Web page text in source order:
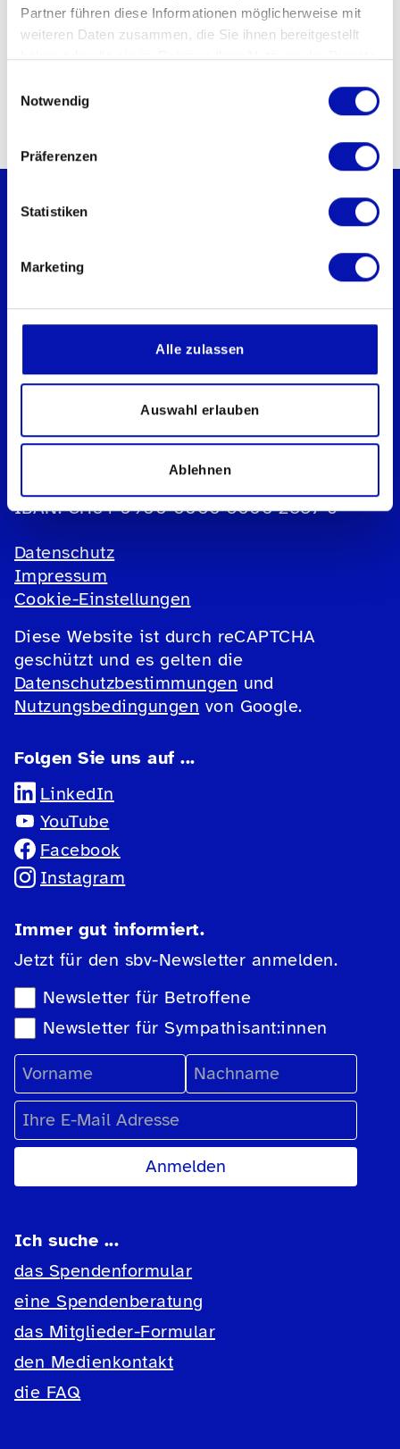
Partner führen diese Informationen möglicherweise mit
weiteren Daten zusammen, die Sie ihnen bereitgestellt
haben oder die sie im Rahmen Ihrer Nutzung der Dienste
Notwendig
Präferenzen
Statistiken
Marketing
Alle zulassen
Auswahl erlauben
Ablehnen
Kontakt für Rückfragen
Andrea Masek
info@mkb.ch
Sehbehindertenverband sbv
Postfach
Telefon:031 390 88 00
info@sbv-fsa.ch
IBAN: CH34 0900 0000 3000 2887 6
Datenschutz
Impressum
Cookie-Einstellungen
Diese Website ist durch reCAPTCHA
geschützt und es gelten die
Datenschutzbestimmungen und
Nutzungsbedingungen von Google.
Folgen Sie uns auf ...
LinkedIn
YouTube
Facebook
Instagram
Immer gut informiert.
Jetzt für den sbv-Newsletter anmelden.
Newsletter-Auswahl
Newsletter für Betroffene
Newsletter für Sympathisant:innen
Vorname
Nachname
E-Mail Adresse
Ich suche ...
das Spendenformular
eine Spendenberatung
das Mitglieder-Formular
den Medienkontakt
die FAQ